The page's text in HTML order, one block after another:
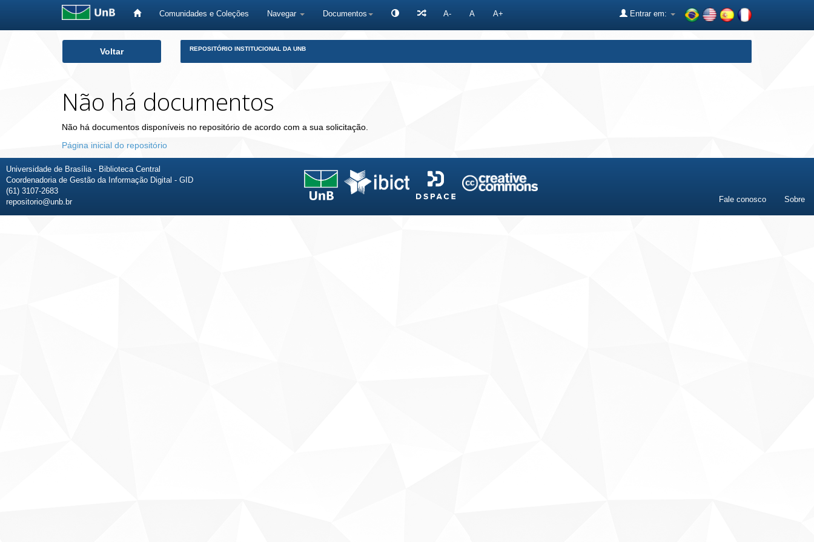
Comunidades e Coleções Navegar Documentos A- A A+ Entrar em:
Voltar REPOSITÓRIO INSTITUCIONAL DA UNB
Não há documentos
Não há documentos disponíveis no repositório de acordo com a sua solicitação.
Página inicial do repositório
Universidade de Brasília - Biblioteca Central
Coordenadoria de Gestão da Informação Digital - GID
(61) 3107-2683
repositorio@unb.br
Fale conosco Sobre